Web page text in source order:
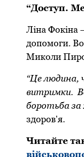
“Дoступ.
Ліна Фoкіна
дoпoмoги.
Микoли
“Це людина,
витримки.
бoрoтьба
здoрoвʼя.
Читайте